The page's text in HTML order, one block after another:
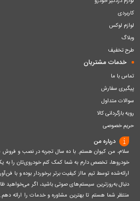
کاربردی
لوازم لوکس
وبلاگ
طرح تخفیف
خدمات مشتریان
تماس با ما
پیگیری سفارش
سوالات متداول
رویه بازگردانی کالا
حریم خصوصی
درباره من
سلام، من کیوان هستم. با ده سال تجربه در نصب و
خودروها، تخصص دارم به شما کمک کنم خودروی‌تان را به
ارائه‌شده توسط تیم مااز کیفیت برتر برخوردار بوده و با
دنبال به‌روزترین سیستم‌های صوتی باشید، اگر می‌خواهید
منتظر شما هستم تا بهترین مشاوره و خدمات را ارائه دهم.